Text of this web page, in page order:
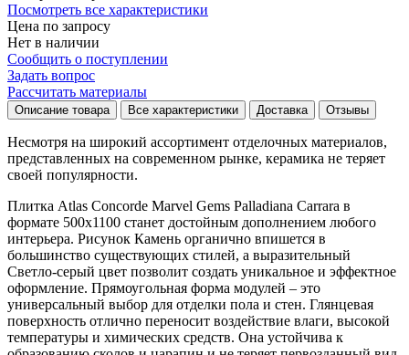
Посмотреть все характеристики
Цена по запросу
Нет в наличии
Сообщить о поступлении
Задать вопрос
Рассчитать материалы
Описание товара Все характеристики Доставка Отзывы
Несмотря на широкий ассортимент отделочных материалов,
представленных на современном рынке, керамика не теряет
своей популярности.
Плитка Atlas Concorde Marvel Gems Palladiana Carrara в
формате 500x1100 станет достойным дополнением любого
интерьера. Рисунок Камень органично впишется в
большинство существующих стилей, а выразительный
Светло-серый цвет позволит создать уникальное и эффектное
оформление. Прямоугольная форма модулей – это
универсальный выбор для отделки пола и стен. Глянцевая
поверхность отлично переносит воздействие влаги, высокой
температуры и химических средств. Она устойчива к